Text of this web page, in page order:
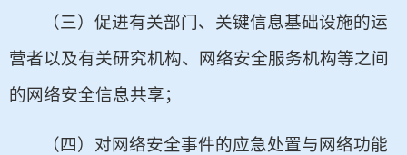
（三）促进有关部门、关键信息基础设施的运
营者以及有关研究机构、网络安全服务机构等之间
的网络安全信息共享；
（四）对网络安全事件的应急处置与网络功能